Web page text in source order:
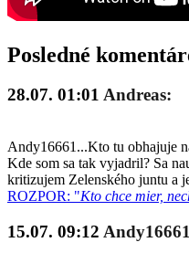
Posledné
28.07. 01:01 Andreas:
Andy16661...Kto tu obhajuje
Kde som sa tak vyjadril? Sa
kritizujem Zelenského juntu a
ROZPOR: "Kto chce mier,
15.07. 09:12